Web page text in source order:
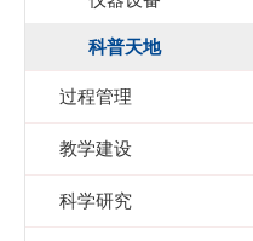
科普天地
过程管理
教学建设
科学研究